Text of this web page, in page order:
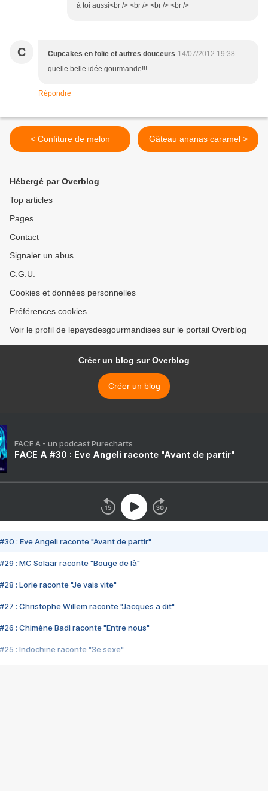
à toi aussi<br /> <br /> <br /> <br />
C Cupcakes en folie et autres douceurs 14/07/2012 19:38
quelle belle idée gourmande!!!
Répondre
< Confiture de melon Gâteau ananas caramel >
Hébergé par Overblog
Top articles
Pages
Contact
Signaler un abus
C.G.U.
Cookies et données personnelles
Préférences cookies
Voir le profil de lepaysdesgourmandises sur le portail Overblog
Créer un blog sur Overblog
Créer un blog
FACE A - un podcast Purecharts
FACE A #30 : Eve Angeli raconte "Avant de partir"
#30 : Eve Angeli raconte "Avant de partir"
#29 : MC Solaar raconte "Bouge de là"
#28 : Lorie raconte "Je vais vite"
#27 : Christophe Willem raconte "Jacques a dit"
#26 : Chimène Badi raconte "Entre nous"
#25 : Indochine raconte "3e sexe"